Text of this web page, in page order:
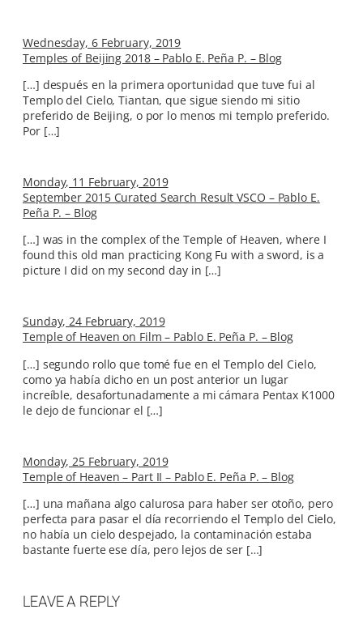
Wednesday, 6 February, 2019
Temples of Beijing 2018 – Pablo E. Peña P. – Blog
[…] después en la primera oportunidad que tuve fui al
Templo del Cielo, Tiantan, que sigue siendo mi sitio
preferido de Beijing, o por lo menos mi templo preferido.
Por […]
Monday, 11 February, 2019
September 2015 Curated Search Result VSCO – Pablo E.
Peña P. – Blog
[…] was in the complex of the Temple of Heaven, where I
found this old man practicing Kong Fu with a sword, is a
picture I did on my second day in […]
Sunday, 24 February, 2019
Temple of Heaven on Film – Pablo E. Peña P. – Blog
[…] segundo rollo que tomé fue en el Templo del Cielo,
como ya había dicho en un post anterior un lugar
increíble, desafortunadamente a mi cámara Pentax K1000
le dejo de funcionar el […]
Monday, 25 February, 2019
Temple of Heaven – Part II – Pablo E. Peña P. – Blog
[…] una mañana algo calurosa para haber ser otoño, pero
perfecta para pasar el día recorriendo el Templo del Cielo,
no había un cielo despejado, la contaminación estaba
bastante fuerte ese día, pero lejos de ser […]
LEAVE A REPLY